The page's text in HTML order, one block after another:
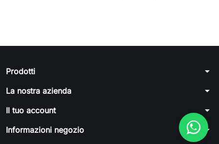
Prodotti arrow_drop_down
La nostra azienda arrow_drop_down
Il tuo account arrow_drop_down
Informazioni negozio arrow_drop_down